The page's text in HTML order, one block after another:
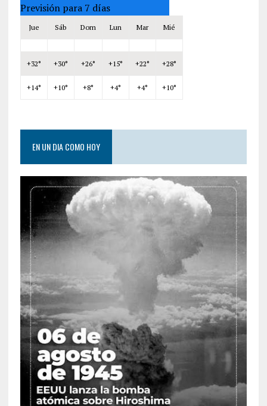
Previsión para 7 días
Jue Sáb Dom Lun Mar Mié
+32° +30° +26° +15° +22° +28°
+14° +10° +8° +4° +4° +10°
EN UN DIA COMO HOY